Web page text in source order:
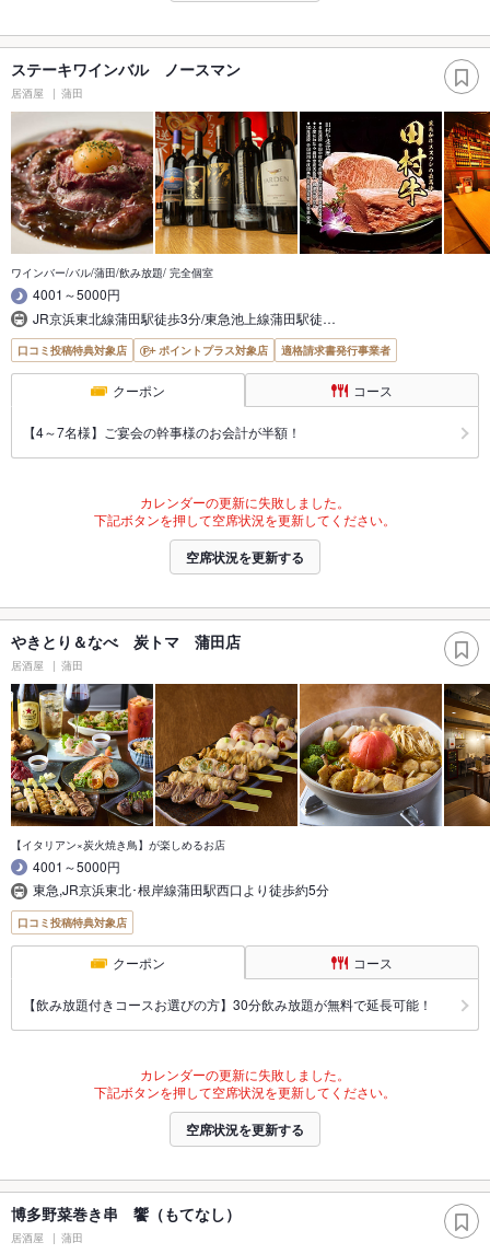
ステーキワインバル ノースマン
居酒屋 蒲田
ワインバー/バル/蒲田/飲み放題/ 完全個室
4001～5000円
JR京浜東北線蒲田駅徒歩3分/東急池上線蒲田駅徒…
口コミ投稿特典対象店 ポイントプラス対象店 適格請求書発行事業者
クーポン コース
【4～7名様】ご宴会の幹事様のお会計が半額！
カレンダーの更新に失敗しました。
下記ボタンを押して空席状況を更新してください。
空席状況を更新する
やきとり＆なべ 炭トマ 蒲田店
居酒屋 蒲田
【イタリアン×炭火焼き鳥】が楽しめるお店
4001～5000円
東急,JR京浜東北･根岸線蒲田駅西口より徒歩約5分
口コミ投稿特典対象店
クーポン コース
【飲み放題付きコースお選びの方】30分飲み放題が無料で延長可能！
カレンダーの更新に失敗しました。
下記ボタンを押して空席状況を更新してください。
空席状況を更新する
博多野菜巻き串 饗（もてなし）
居酒屋 蒲田